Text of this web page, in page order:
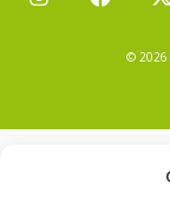
© 2026
Política de